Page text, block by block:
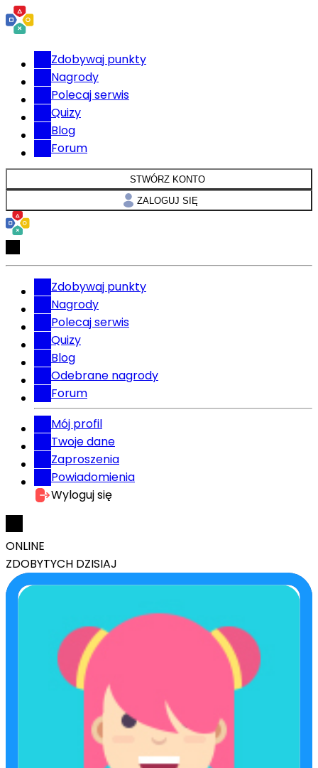
Zdobywaj punkty
Nagrody
Polecaj serwis
Quizy
Blog
Forum
STWÓRZ KONTO
ZALOGUJ SIĘ
Zdobywaj punkty
Nagrody
Polecaj serwis
Quizy
Blog
Odebrane nagrody
Forum
Mój profil
Twoje dane
Zaproszenia
Powiadomienia
Wyloguj się
ONLINE
ZDOBYTYCH DZISIAJ